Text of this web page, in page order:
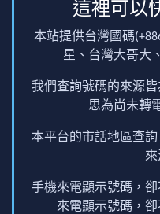
這裡可以
本站提供台灣國碼
星、台灣大哥大
我們查詢號碼的來源
思為尚未轉
本平台的市話地區查
來
手機來電顯示號碼，
來電顯示號碼，